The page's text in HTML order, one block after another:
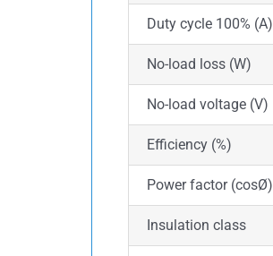
Duty cycle 100% (A)
No-load loss (W)
No-load voltage (V)
Efficiency (%)
Power factor (cosØ)
Insulation class